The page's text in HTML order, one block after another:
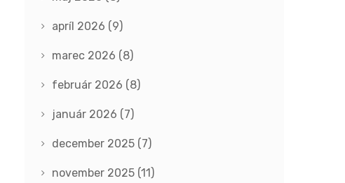
apríl 2026 (9)
marec 2026 (8)
február 2026 (8)
január 2026 (7)
december 2025 (7)
november 2025 (11)